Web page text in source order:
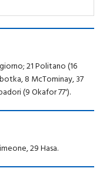
21 Politano (16
8 McTominay, 37
(9 Okafor 77').
29 Hasa.